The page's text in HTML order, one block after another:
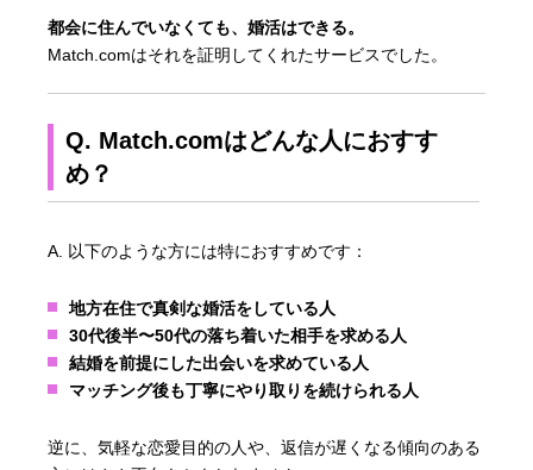
都会に住んでいなくても、婚活はできる。
Match.comはそれを証明してくれたサービスでした。
Q. Match.comはどんな人におすす
め？
A. 以下のような方には特におすすめです：
地方在住で真剣な婚活をしている人
30代後半〜50代の落ち着いた相手を求める人
結婚を前提にした出会いを求めている人
マッチング後も丁寧にやり取りを続けられる人
逆に、気軽な恋愛目的の人や、返信が遅くなる傾向のある